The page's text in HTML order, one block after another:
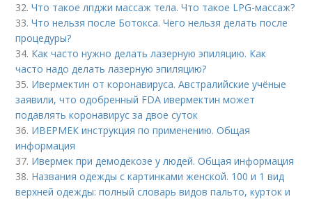
32.Что такое лпджи массаж тела. Что такое LPG-массаж?
33.Что нельзя после Ботокса. Чего нельзя делать после
процедуры?
34. Как часто нужно делать лазерную эпиляцию. Как
часто надо делать лазерную эпиляцию?
35. Ивермектин от коронавируса. Австралийские учёные
заявили, что одобренный FDA ивермектин может
подавлять коронавирус за двое суток
36. ИВЕРМЕК инструкция по применению. Общая
информация
37. Ивермек при демодекозе у людей. Общая информация
38. Названия одежды с картинками женской. 100 и 1 вид
верхней одежды: полный словарь видов пальто, курток и